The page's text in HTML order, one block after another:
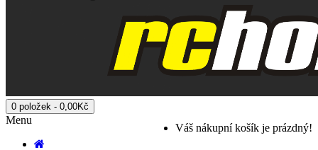
0 položek - 0,00Kč
Váš nákupní košík je prázdný!
Menu